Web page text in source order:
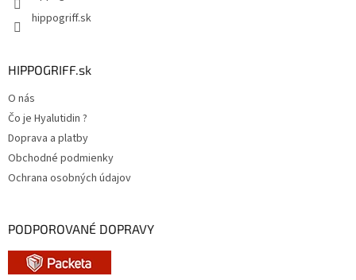
hippogriff.sk
HIPPOGRIFF.sk
O nás
Čo je Hyalutidin ?
Doprava a platby
Obchodné podmienky
Ochrana osobných údajov
PODPOROVANÉ DOPRAVY